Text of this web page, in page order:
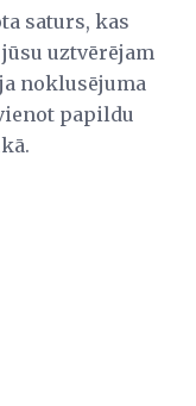
saturs, kas
uztvērējam
noklusējuma
papildu